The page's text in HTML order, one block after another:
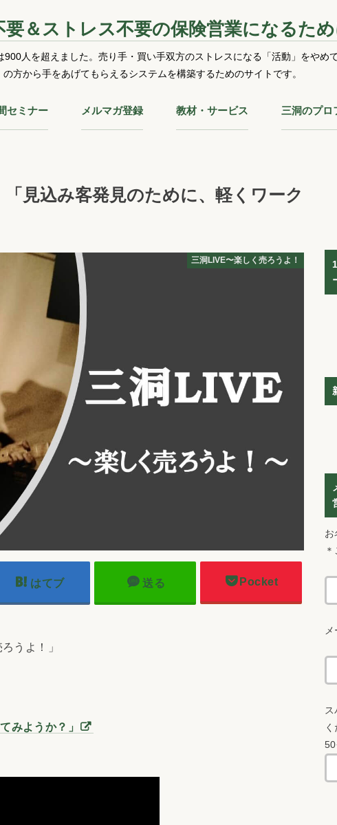
要＆ストレス不要の保険営業になるた
900人を超えました。売り手・買い手双方のストレスになる「活動」をやめ
の方から手をあげてもらえるシステムを構築するためのサイトです。
セミナー メルマガ登録 教材・サービス 三洞のプロ
見込み客発見のために、軽くワーク
三洞LIVE〜楽しく売ろうよ！
はてブ 送る Pocket
うよ！」
みようか？」
お
く